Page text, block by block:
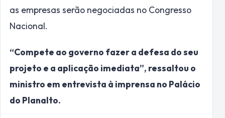
as empresas serão negociadas no Congresso
Nacional.
“Compete ao governo fazer a defesa do seu
projeto e a aplicação imediata”, ressaltou o
ministro em entrevista à imprensa no Palácio
do Planalto.